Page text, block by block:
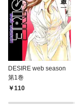
DESIRE web season
第1巻
110